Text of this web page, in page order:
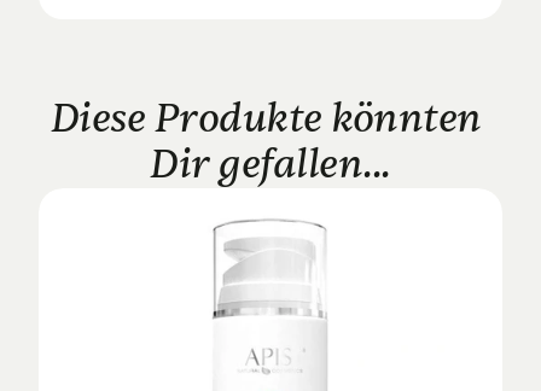
Diese Produkte könnten
Dir gefallen...